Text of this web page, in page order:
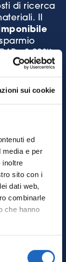
sui cookie
ed
media e per
inoltre
sito con i
dati web,
combinarle
che hanno
di ricerca
Il
3,90%)
il primo
reddito
che
del